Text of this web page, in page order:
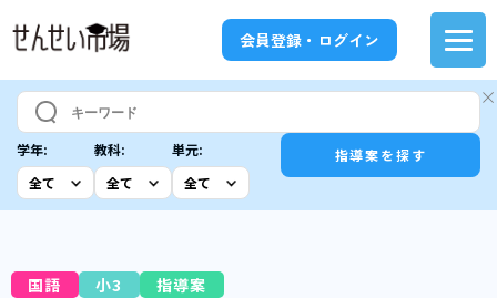
会員登録・ログイン
学年: 教科: 単元: 指導案を探す
国語 小3 指導案